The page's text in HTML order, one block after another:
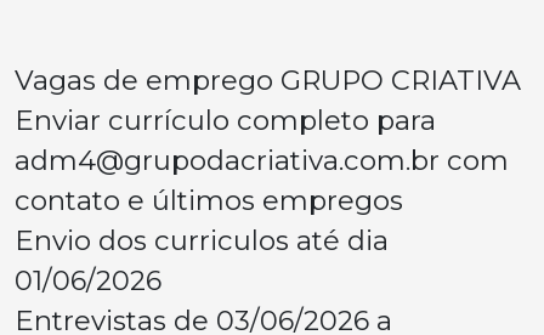
Vagas de emprego GRUPO CRIATIVA
Enviar currículo completo para
adm4@grupodacriativa.com.br com
contato e últimos empregos
Envio dos curriculos até dia
01/06/2026
Entrevistas de 03/06/2026 a